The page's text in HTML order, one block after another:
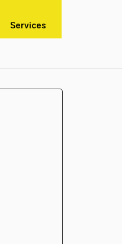
Services